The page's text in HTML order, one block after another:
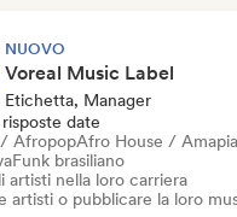
NUOVO
Voreal Music Label
Etichetta, Manager
date
AfropopAfro House /
Funk brasiliano
artisti nella loro carriera
artisti o pubblicare la loro